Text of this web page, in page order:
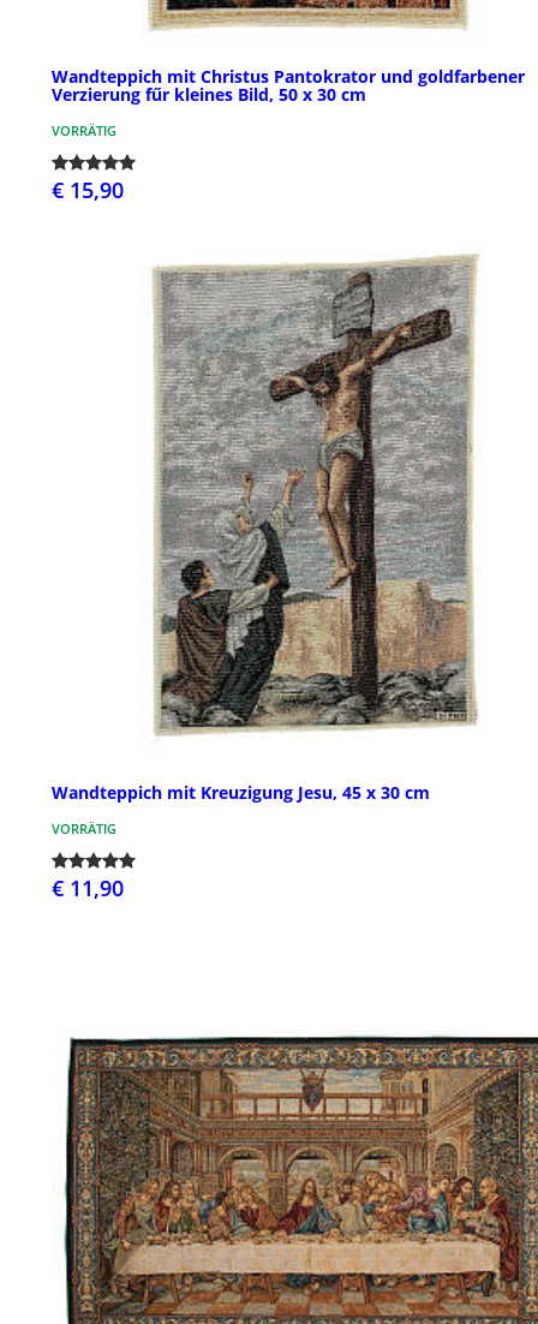
Wandteppich mit Christus Pantokrator und goldfarbener
Verzierung fűr kleines Bild, 50 x 30 cm
VORRÄTIG
€ 15,90
Wandteppich mit Kreuzigung Jesu, 45 x 30 cm
VORRÄTIG
€ 11,90